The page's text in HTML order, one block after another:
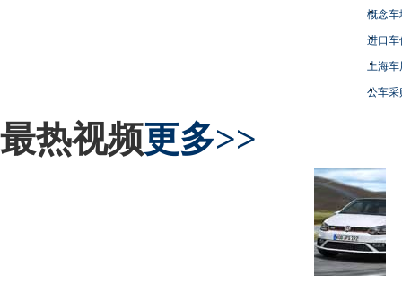
概念车
进口车
上海
公车采
最热视频更多>>